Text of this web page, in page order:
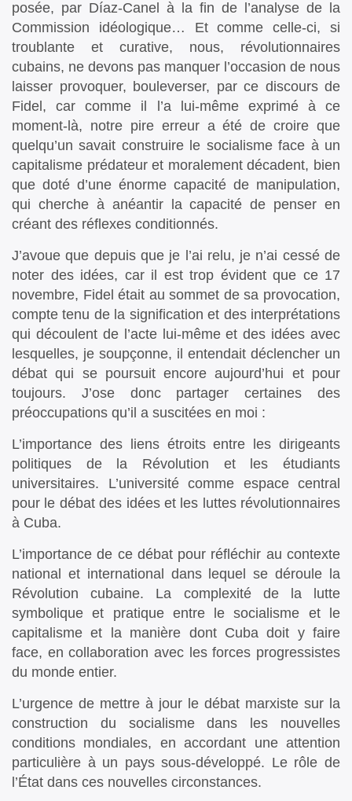
posée, par Díaz-Canel à la fin de l’analyse de la
Commission idéologique… Et comme celle-ci, si
troublante et curative, nous, révolutionnaires
cubains, ne devons pas manquer l’occasion de nous
laisser provoquer, bouleverser, par ce discours de
Fidel, car comme il l’a lui-même exprimé à ce
moment-là, notre pire erreur a été de croire que
quelqu’un savait construire le socialisme face à un
capitalisme prédateur et moralement décadent, bien
que doté d’une énorme capacité de manipulation,
qui cherche à anéantir la capacité de penser en
créant des réflexes conditionnés.
J’avoue que depuis que je l’ai relu, je n’ai cessé de
noter des idées, car il est trop évident que ce 17
novembre, Fidel était au sommet de sa provocation,
compte tenu de la signification et des interprétations
qui découlent de l’acte lui-même et des idées avec
lesquelles, je soupçonne, il entendait déclencher un
débat qui se poursuit encore aujourd’hui et pour
toujours. J’ose donc partager certaines des
préoccupations qu’il a suscitées en moi :
L’importance des liens étroits entre les dirigeants
politiques de la Révolution et les étudiants
universitaires. L’université comme espace central
pour le débat des idées et les luttes révolutionnaires
à Cuba.
L’importance de ce débat pour réfléchir au contexte
national et international dans lequel se déroule la
Révolution cubaine. La complexité de la lutte
symbolique et pratique entre le socialisme et le
capitalisme et la manière dont Cuba doit y faire
face, en collaboration avec les forces progressistes
du monde entier.
L’urgence de mettre à jour le débat marxiste sur la
construction du socialisme dans les nouvelles
conditions mondiales, en accordant une attention
particulière à un pays sous-développé. Le rôle de
l’État dans ces nouvelles circonstances.